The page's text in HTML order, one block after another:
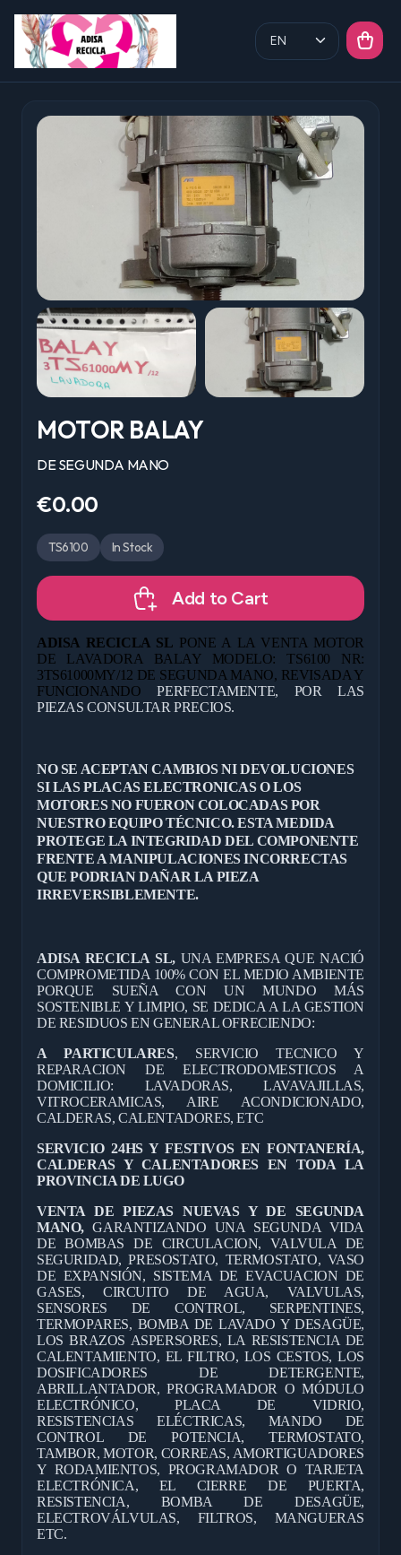
MOTOR BALAY
DE SEGUNDA MANO
€0.00
TS6100 In Stock
Add to Cart
ADISA RECICLA SL PONE A LA VENTA MOTOR
DE LAVADORA BALAY MODELO: TS6100 NR:
3TS61000MY/12 DE SEGUNDA MANO, REVISADA Y
FUNCIONANDOPERFECTAMENTE, POR LAS
PIEZAS CONSULTAR PRECIOS.
NO SE ACEPTAN CAMBIOS NI DEVOLUCIONES
SI LAS PLACAS ELECTRONICAS O LOS
MOTORES NO FUERON COLOCADAS POR
NUESTRO EQUIPO TÉCNICO. ESTA MEDIDA
PROTEGE LA INTEGRIDAD DEL COMPONENTE
FRENTE A MANIPULACIONES INCORRECTAS
QUE PODRIAN DAÑAR LA PIEZA
IRREVERSIBLEMENTE.
ADISA RECICLA SL, UNA EMPRESA QUE NACIÓ
COMPROMETIDA 100% CON EL MEDIO AMBIENTE
PORQUE SUEÑA CON UN MUNDO MÁS
SOSTENIBLE Y LIMPIO, SE DEDICA A LA GESTION
DE RESIDUOS EN GENERAL OFRECIENDO:
A PARTICULARES, SERVICIO TECNICO Y
REPARACION DE ELECTRODOMESTICOS A
DOMICILIO: LAVADORAS, LAVAVAJILLAS,
VITROCERAMICAS, AIRE ACONDICIONADO,
CALDERAS, CALENTADORES, ETC
SERVICIO 24HS Y FESTIVOS EN FONTANERÍA,
CALDERAS Y CALENTADORES EN TODA LA
PROVINCIA DE LUGO
VENTA DE PIEZAS NUEVAS Y DE SEGUNDA
MANO, GARANTIZANDO UNA SEGUNDA VIDA
DE BOMBAS DE CIRCULACION, VALVULA DE
SEGURIDAD, PRESOSTATO, TERMOSTATO, VASO
DE EXPANSIÓN, SISTEMA DE EVACUACION DE
GASES, CIRCUITO DE AGUA, VALVULAS,
SENSORES DE CONTROL, SERPENTINES,
TERMOPARES, BOMBA DE LAVADO Y DESAGÜE,
LOS BRAZOS ASPERSORES, LA RESISTENCIA DE
CALENTAMIENTO, EL FILTRO, LOS CESTOS, LOS
DOSIFICADORES DE DETERGENTE,
ABRILLANTADOR, PROGRAMADOR O MÓDULO
ELECTRÓNICO, PLACA DE VIDRIO,
RESISTENCIAS ELÉCTRICAS, MANDO DE
CONTROL DE POTENCIA, TERMOSTATO,
TAMBOR, MOTOR, CORREAS, AMORTIGUADORES
Y RODAMIENTOS, PROGRAMADOR O TARJETA
ELECTRÓNICA, EL CIERRE DE PUERTA,
RESISTENCIA, BOMBA DE DESAGÜE,
ELECTROVÁLVULAS, FILTROS, MANGUERAS
ETC.